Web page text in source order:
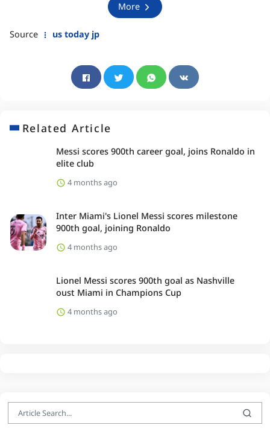
More
Source us today jp
Related Article
Messi scores 900th career goal, joins Ronaldo in
elite club
4 months ago
Inter Miami's Lionel Messi scores milestone
900th goal, joining Ronaldo
4 months ago
Lionel Messi scores 900th goal as Nashville
oust Miami in Champions Cup
4 months ago